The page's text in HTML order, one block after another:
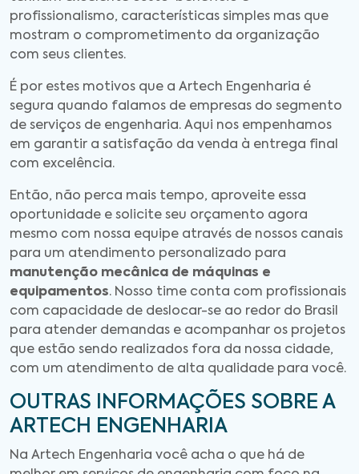
profissionalismo, características simples mas que
mostram o comprometimento da organização
com seus clientes.
É por estes motivos que a Artech Engenharia é
segura quando falamos de empresas do segmento
de serviços de engenharia. Aqui nos empenhamos
em garantir a satisfação da venda à entrega final
com excelência.
Então, não perca mais tempo, aproveite essa
oportunidade e solicite seu orçamento agora
mesmo com nossa equipe através de nossos canais
para um atendimento personalizado para
manutenção mecânica de máquinas e
equipamentos. Nosso time conta com profissionais
com capacidade de deslocar-se ao redor do Brasil
para atender demandas e acompanhar os projetos
que estão sendo realizados fora da nossa cidade,
com um atendimento de alta qualidade para você.
OUTRAS INFORMAÇÕES SOBRE A
ARTECH ENGENHARIA
Na Artech Engenharia você acha o que há de